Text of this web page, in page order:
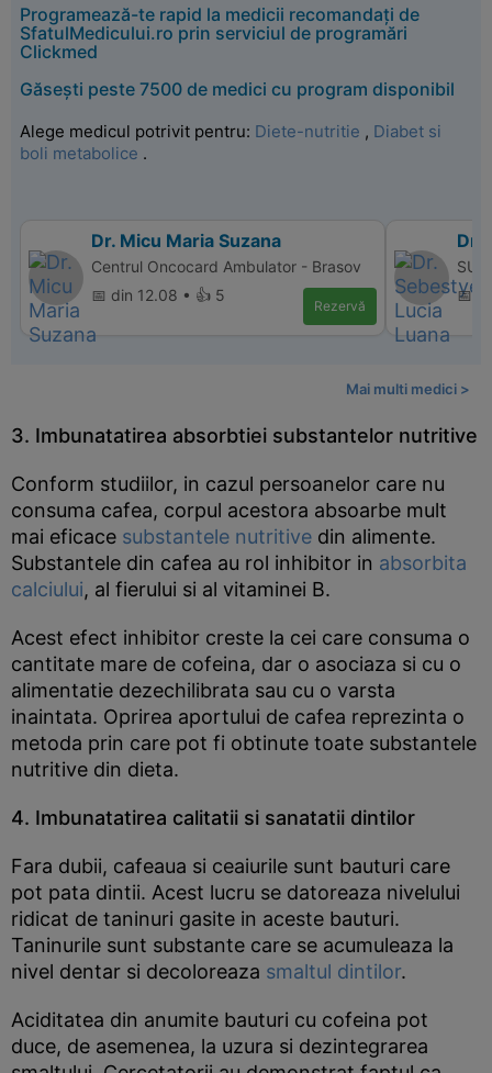
Programează-te rapid la medicii recomandați de
SfatulMedicului.ro prin serviciul de programări
Clickmed
Găsești peste 7500 de medici cu program disponibil
Alege medicul potrivit pentru: Diete-nutritie , Diabet si
boli metabolice .
Dr. Micu Maria Suzana
Centrul Oncocard Ambulator - Brasov
📅 din 12.08 • 👍 5
Rezervă
Dr.
📅
Mai multi medici >
3. Imbunatatirea absorbtiei substantelor nutritive
Conform studiilor, in cazul persoanelor care nu
consuma cafea, corpul acestora absoarbe mult
mai eficace substantele nutritive din alimente.
Substantele din cafea au rol inhibitor in absorbita
calciului, al fierului si al vitaminei B.
Acest efect inhibitor creste la cei care consuma o
cantitate mare de cofeina, dar o asociaza si cu o
alimentatie dezechilibrata sau cu o varsta
inaintata. Oprirea aportului de cafea reprezinta o
metoda prin care pot fi obtinute toate substantele
nutritive din dieta.
4. Imbunatatirea calitatii si sanatatii dintilor
Fara dubii, cafeaua si ceaiurile sunt bauturi care
pot pata dintii. Acest lucru se datoreaza nivelului
ridicat de taninuri gasite in aceste bauturi.
Taninurile sunt substante care se acumuleaza la
nivel dentar si decoloreaza smaltul dintilor.
Aciditatea din anumite bauturi cu cofeina pot
duce, de asemenea, la uzura si dezintegrarea